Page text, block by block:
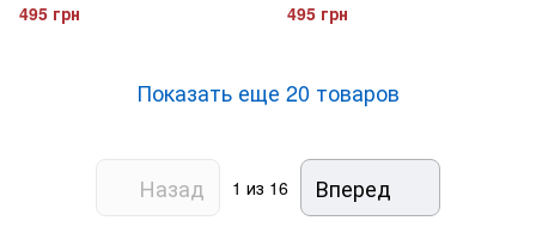
495 грн 495 грн
Показать еще 20 товаров
Назад 1 из 16 Вперед